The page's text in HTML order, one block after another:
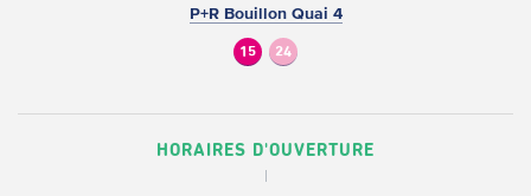
P+R Bouillon Quai 4
15 24
HORAIRES D'OUVERTURE